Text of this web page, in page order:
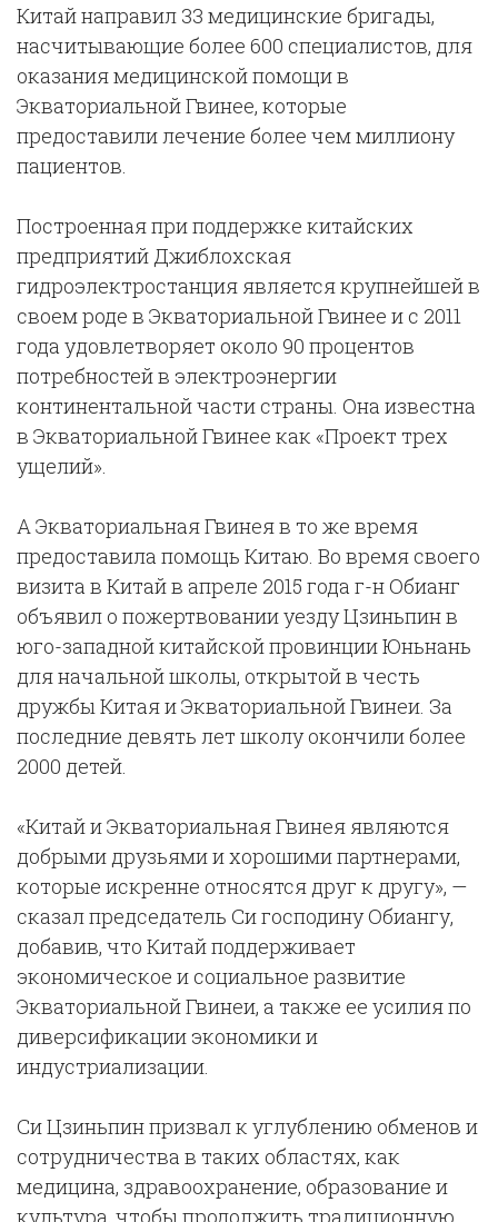
Китай направил 33 медицинские бригады,
насчитывающие более 600 специалистов, для
оказания медицинской помощи в
Экваториальной Гвинее, которые
предоставили лечение более чем миллиону
пациентов.
Построенная при поддержке китайских
предприятий Джиблохская
гидроэлектростанция является крупнейшей в
своем роде в Экваториальной Гвинее и с 2011
года удовлетворяет около 90 процентов
потребностей в электроэнергии
континентальной части страны. Она известна
в Экваториальной Гвинее как «Проект трех
ущелий».
А Экваториальная Гвинея в то же время
предоставила помощь Китаю. Во время своего
визита в Китай в апреле 2015 года г-н Обианг
объявил о пожертвовании уезду Цзиньпин в
юго-западной китайской провинции Юньнань
для начальной школы, открытой в честь
дружбы Китая и Экваториальной Гвинеи. За
последние девять лет школу окончили более
2000 детей.
«Китай и Экваториальная Гвинея являются
добрыми друзьями и хорошими партнерами,
которые искренне относятся друг к другу», —
сказал председатель Си господину Обиангу,
добавив, что Китай поддерживает
экономическое и социальное развитие
Экваториальной Гвинеи, а также ее усилия по
диверсификации экономики и
индустриализации.
Си Цзиньпин призвал к углублению обменов и
сотрудничества в таких областях, как
медицина, здравоохранение, образование и
культура, чтобы продолжить традиционную